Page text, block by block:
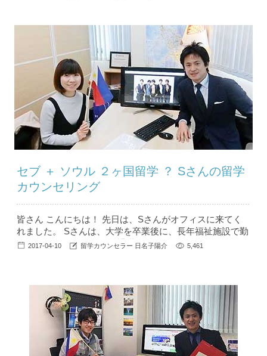
語を教えることになります。 今回は セブでTESOL 取得の
ために、1ヶ月間セブで留学...
セブ ＋ ソウル ２ヶ国留学 ？ Sさんの留学
カウンセリング
皆さん こんにちは！ 先日は、Sさんがオフィスに来てく
れました。 Sさんは、大学を卒業後に、長年福祉施設で勤
務されていましたが 今年退職をして、5月からフィリピン
い女性です。 （私にも、今人気の韓流ア...
2017-04-10 留学カウンセラー 日名子陽介 5,461